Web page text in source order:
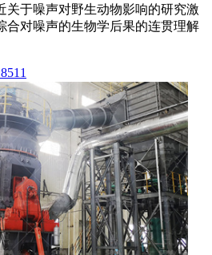
关于噪声对野生动物影响的研究激
合对噪声的生物学后果的连贯理解